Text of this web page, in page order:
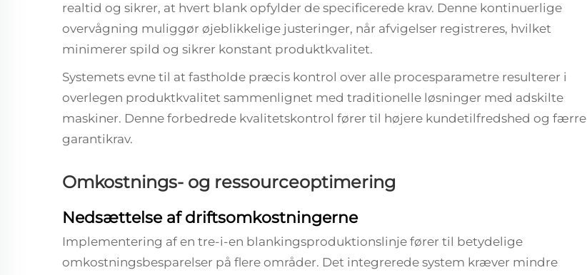
realtid og sikrer, at hvert blank opfylder de specificerede krav. Denne kontinuerlige
overvågning muliggør øjeblikkelige justeringer, når afvigelser registreres, hvilket
minimerer spild og sikrer konstant produktkvalitet.
Systemets evne til at fastholde præcis kontrol over alle procesparametre resulterer i
overlegen produktkvalitet sammenlignet med traditionelle løsninger med adskilte
maskiner. Denne forbedrede kvalitetskontrol fører til højere kundetilfredshed og færre
garantikrav.
Omkostnings- og ressourceoptimering
Nedsættelse af driftsomkostningerne
Implementering af en tre-i-en blankingsproduktionslinje fører til betydelige
omkostningsbesparelser på flere områder. Det integrerede system kræver mindre